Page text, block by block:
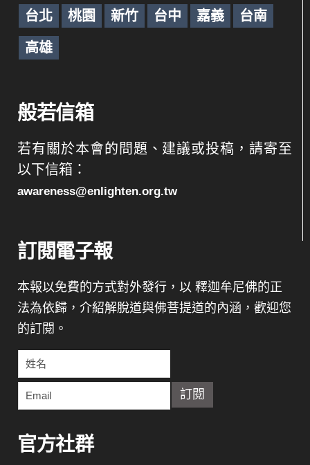
台北 桃園 新竹 台中 嘉義 台南
高雄
般若信箱
若有關於本會的問題、建議或投稿，請寄至
以下信箱：
awareness@enlighten.org.tw
訂閱電子報
本報以免費的方式對外發行，以 釋迦牟尼佛的正
法為依歸，介紹解脫道與佛菩提道的內涵，歡迎您
的訂閱。
官方社群